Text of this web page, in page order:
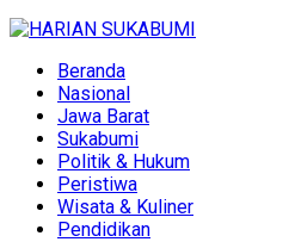
Beranda
Nasional
Jawa Barat
Sukabumi
Politik & Hukum
Peristiwa
Wisata & Kuliner
Pendidikan